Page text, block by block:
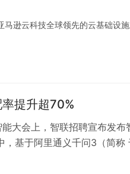
逊云科技全球领先的云基础设施
提升超70%
大会上，智联招聘宣布发布
，基于阿里通义千问3（简称